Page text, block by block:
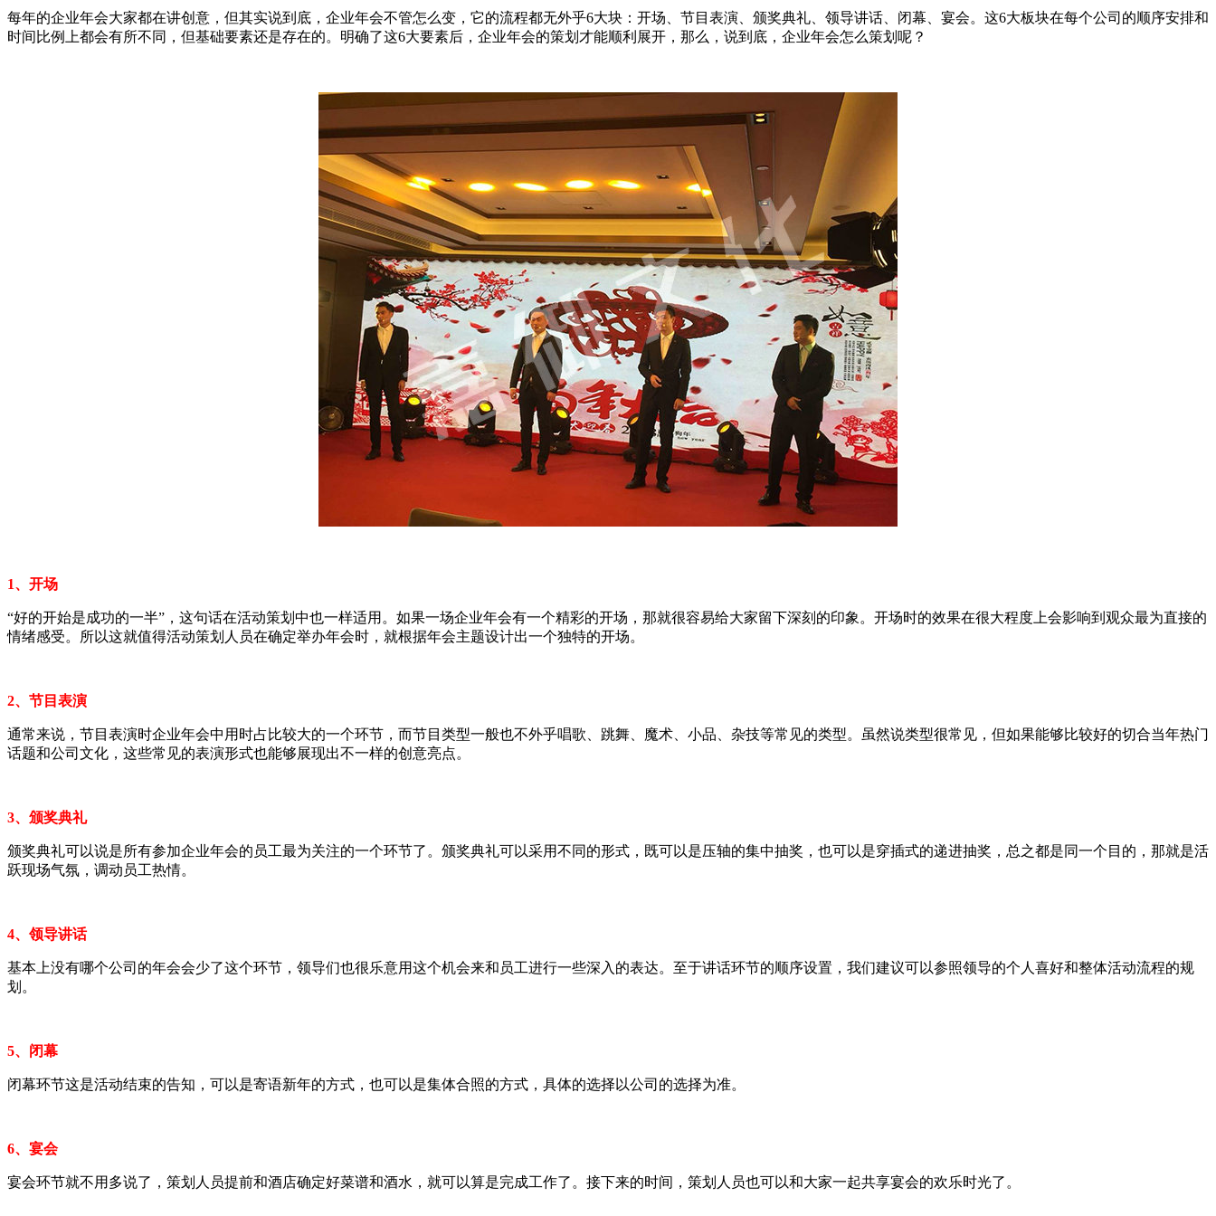
每年的企业年会大家都在讲创意，但其实说到底，企业年会不管怎么变，它的流程都无外乎6大块：开场、节目表演、颁奖典礼、领导讲话、闭幕、宴会。这6大板块在每个公司的顺序安排和
时间比例上都会有所不同，但基础要素还是存在的。明确了这6大要素后，企业年会的策划才能顺利展开，那么，说到底，企业年会怎么策划呢？
1、开场
“好的开始是成功的一半”，这句话在活动策划中也一样适用。如果一场企业年会有一个精彩的开场，那就很容易给大家留下深刻的印象。开场时的效果在很大程度上会影响到观众最为直接的
情绪感受。所以这就值得活动策划人员在确定举办年会时，就根据年会主题设计出一个独特的开场。
2、节目表演
通常来说，节目表演时企业年会中用时占比较大的一个环节，而节目类型一般也不外乎唱歌、跳舞、魔术、小品、杂技等常见的类型。虽然说类型很常见，但如果能够比较好的切合当年热门
话题和公司文化，这些常见的表演形式也能够展现出不一样的创意亮点。
3、颁奖典礼
颁奖典礼可以说是所有参加企业年会的员工最为关注的一个环节了。颁奖典礼可以采用不同的形式，既可以是压轴的集中抽奖，也可以是穿插式的递进抽奖，总之都是同一个目的，那就是活
跃现场气氛，调动员工热情。
4、领导讲话
基本上没有哪个公司的年会会少了这个环节，领导们也很乐意用这个机会来和员工进行一些深入的表达。至于讲话环节的顺序设置，我们建议可以参照领导的个人喜好和整体活动流程的规
划。
5、闭幕
闭幕环节这是活动结束的告知，可以是寄语新年的方式，也可以是集体合照的方式，具体的选择以公司的选择为准。
6、宴会
宴会环节就不用多说了，策划人员提前和酒店确定好菜谱和酒水，就可以算是完成工作了。接下来的时间，策划人员也可以和大家一起共享宴会的欢乐时光了。